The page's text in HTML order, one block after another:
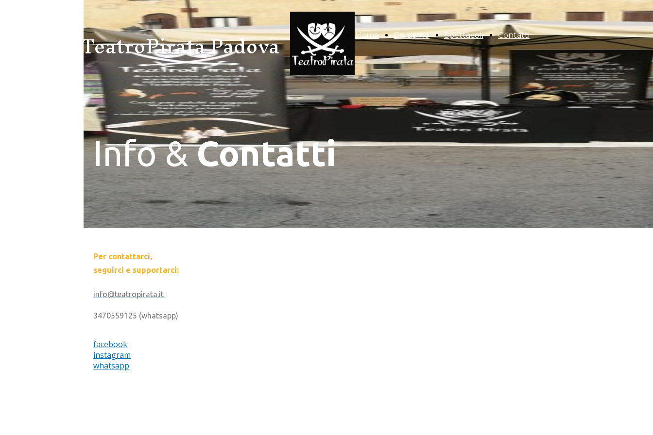
TeatroPirata Padova Home Chi siamo Spettacoli Contatti
Info &Contatti
Per contattarci,
seguirci e supportarci:
info@teatropirata.it
3470559125 (whatsapp)
facebook
instagram
whatsapp